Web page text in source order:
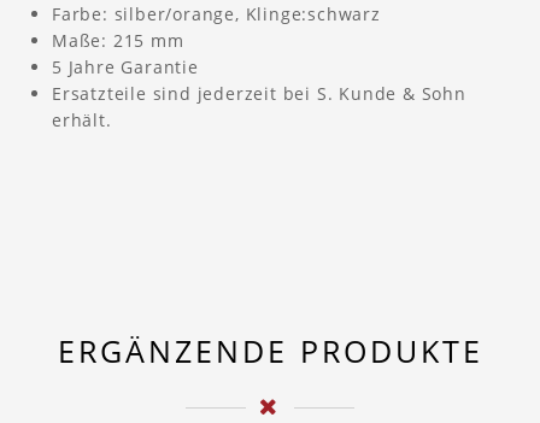
Farbe: silber/orange, Klinge:schwarz
Maße: 215 mm
5 Jahre Garantie
Ersatzteile sind jederzeit bei S. Kunde & Sohn
erhält.
ERGÄNZENDE PRODUKTE